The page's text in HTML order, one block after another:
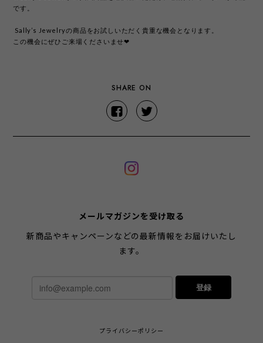
です。
Sally’s Jewelryの商品をお試しいただく貴重な機会となります。
この機会にぜひご来場くださいませ❤︎
SHARE ON
メールマガジンを受け取る
新商品やキャンペーンなどの最新情報をお届けいたし
ます。
登録
プライバシーポリシー